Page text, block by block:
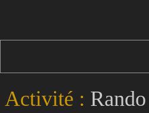
Activité :